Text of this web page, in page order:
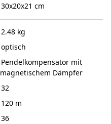
30x20x21 cm
2.48 kg
optisch
Pendelkompensator mit
magnetischem Dämpfer
32
120 m
36